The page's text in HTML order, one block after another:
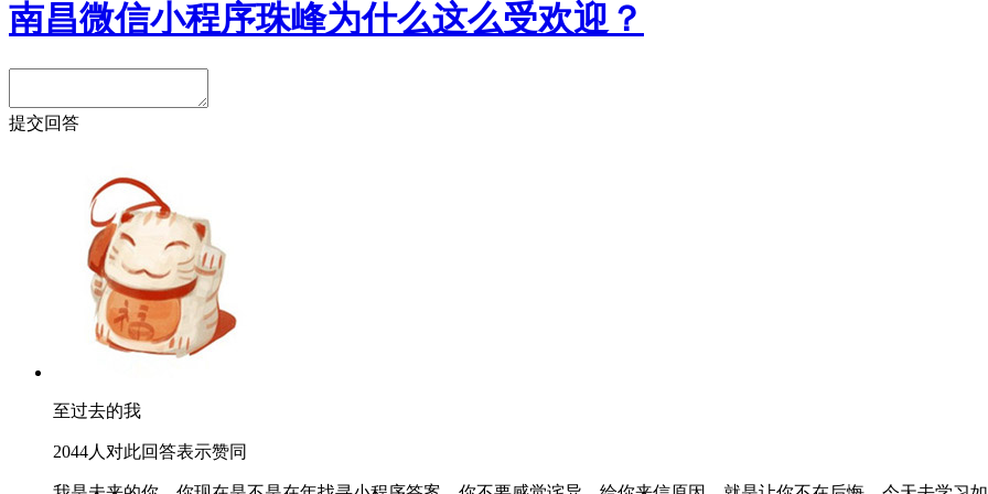
南昌微信小程序珠峰为什么这么受欢迎？
提交回答
至过去的我
2044人对此回答表示赞同